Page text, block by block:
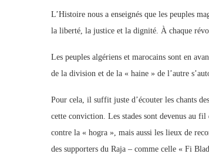
L’Histoire nous a enseignés que les peuples
la liberté, la justice et la dignité. À chaque
Les peuples algériens et marocains sont en
de la division et de la « haine » de l’autre
Pour cela, il suffit juste d’écouter les chants
cette conviction. Les stades sont devenus au
contre la « hogra », mais aussi les lieux de
des supporters du Raja – comme celle « Fi